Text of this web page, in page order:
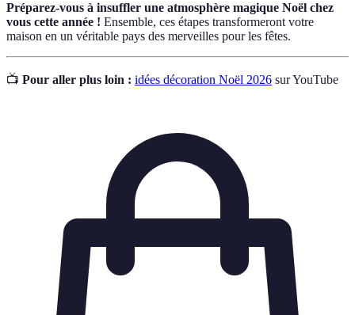
Préparez-vous à insuffler une atmosphère magique Noël chez
vous cette année ! Ensemble, ces étapes transformeront votre
maison en un véritable pays des merveilles pour les fêtes.
📺 Pour aller plus loin : idées décoration Noël 2026 sur YouTube